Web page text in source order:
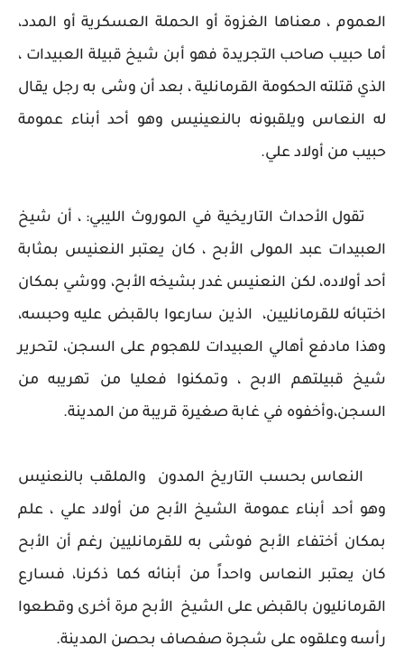
العموم ، معناها الغزوة أو الحملة العسكرية أو المدد،
أما حبيب صاحب التجريدة فهو أبن شيخ قبيلة العبيدات ،
الذي قتلته الحكومة القرمانلية ، بعد أن وشى به رجل يقال
له النعاس ويلقبونه بالنعينيس وهو أحد أبناء عمومة
حبيب من أولاد علي.
تقول الأحداث التاريخية في الموروث الليبي: ، أن شيخ
العبيدات عبد المولى الأبح ، كان يعتبر النعنيس بمثابة
أحد أولاده، لكن النعنيس غدر بشيخه الأبح، ووشي بمكان
اختبائه للقرمانليين، الذين سارعوا بالقبض عليه وحبسه،
وهذا مادفع أهالي العبيدات للهجوم على السجن، لتحرير
شيخ قبيلتهم الابح ، وتمكنوا فعليا من تهريبه من
السجن،وأخفوه في غابة صغيرة قريبة من المدينة.
النعاس بحسب التاريخ المدون والملقب بالنعنيس
وهو أحد أبناء عمومة الشيخ الأبح من أولاد علي ، علم
بمكان أختفاء الأبح فوشى به للقرمانليين رغم أن الأبح
كان يعتبر النعاس واحداً من أبنائه كما ذكرنا، فسارع
القرمانليون بالقبض على الشيخ الأبح مرة أخرى وقطعوا
رأسه وعلقوه على شجرة صفصاف بحصن المدينة.